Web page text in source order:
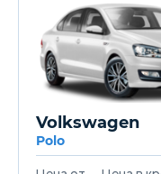
Volkswagen
Polo